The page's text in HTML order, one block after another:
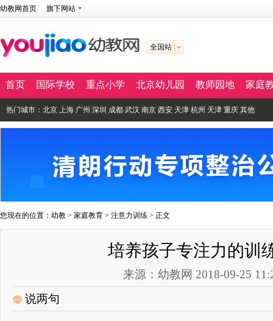
幼教网首页 旗下网站
全国站
首页 国际学校 重点小学 北京幼儿园 教师园地 家庭
热门城市： 北京 上海 广州 深圳 成都 武汉 南京 西安 天津 杭州 天津 重庆 其他
您现在的位置： 幼教 > 家庭教育 > 注意力训练 > 正文
培养孩子专注力的训
来源：幼教网 2018-09-25
说两句